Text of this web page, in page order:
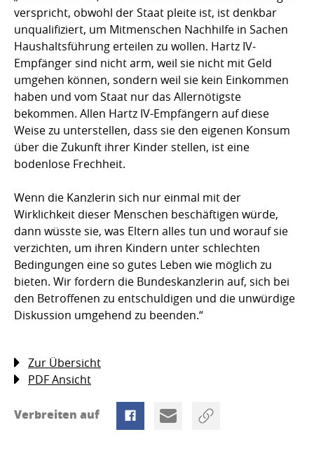
verspricht, obwohl der Staat pleite ist, ist denkbar
unqualifiziert, um Mitmenschen Nachhilfe in Sachen
Haushaltsführung erteilen zu wollen. Hartz IV-
Empfänger sind nicht arm, weil sie nicht mit Geld
umgehen können, sondern weil sie kein Einkommen
haben und vom Staat nur das Allernötigste
bekommen. Allen Hartz IV-Empfängern auf diese
Weise zu unterstellen, dass sie den eigenen Konsum
über die Zukunft ihrer Kinder stellen, ist eine
bodenlose Frechheit.
Wenn die Kanzlerin sich nur einmal mit der
Wirklichkeit dieser Menschen beschäftigen würde,
dann wüsste sie, was Eltern alles tun und worauf sie
verzichten, um ihren Kindern unter schlechten
Bedingungen eine so gutes Leben wie möglich zu
bieten. Wir fordern die Bundeskanzlerin auf, sich bei
den Betroffenen zu entschuldigen und die unwürdige
Diskussion umgehend zu beenden.“
Zur Übersicht
PDF Ansicht
Verbreiten auf